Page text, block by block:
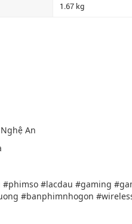
1.67 kg
An
#lacdau #gaming
#banphimnhogon